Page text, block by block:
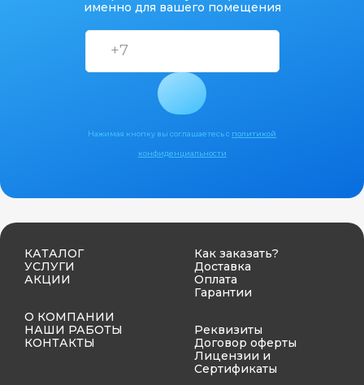
именно для вашего помещения
Нажимая кнопку вы соглашаетесь с политикой
конфиденциальности
КАТАЛОГ
УСЛУГИ
АКЦИИ
О КОМПАНИИ
НАШИ РАБОТЫ
КОНТАКТЫ
Как заказать?
Доставка
Оплата
Гарантии
Реквизиты
Договор оферты
Лицензии и
Сертификаты